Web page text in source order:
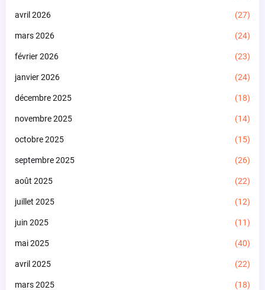
avril 2026 (27)
mars 2026 (24)
février 2026 (23)
janvier 2026 (24)
décembre 2025 (18)
novembre 2025 (14)
octobre 2025 (15)
septembre 2025 (26)
août 2025 (22)
juillet 2025 (12)
juin 2025 (11)
mai 2025 (40)
avril 2025 (22)
mars 2025 (18)